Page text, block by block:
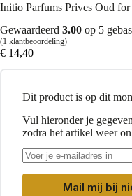
Initio Parfums Prives Oud
Gewaardeerd 3.00 op 5
(1 klantbeoordeling)
€ 14,40
Dit product is op dit
Vul hieronder je
zodra het artikel weer
Mail mij bij